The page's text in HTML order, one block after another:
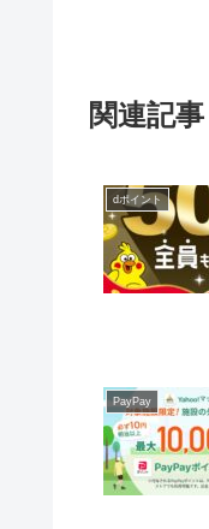
関連記事
dポイント
PayPay